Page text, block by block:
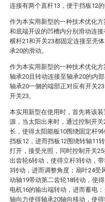
连接有两个直杆13，便于挡板12的
作为本实用新型的一种技术优化
和底端开设的凹槽内分别滑动连
横杆21和开关23都固定连接至壳
承20的滑动。
作为本实用新型的一种技术优化
轴承20且转动连接至轴承20的内
轴承20一侧的端部正对应有开关
开关23。
本实用新型在使用时，首先将该
源，当太阳出来时，通过控制开
长，使得太阳能板10围绕固定杆9
挡板12，进而挡板12围绕转轴11
打开，接受光照，同时控制开关
出齿轮6转动，使得立杆3转动，
3转动，进而调整角度；扇叶24受
动轴19带动第二齿轮18转动，使
电机16的输出端转动，进而蓄电
轴向力使得轴承20轴向移动，使